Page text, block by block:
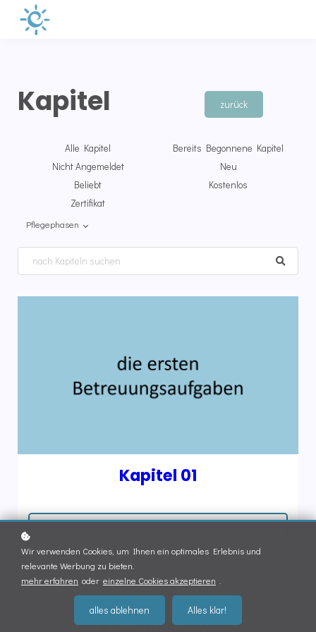
Kapitel zurück
Alle Kapitel
Bereits Begonnene Kapitel
Nicht Angemeldet
Neu
Beliebt
Kostenlos
Zertifikat
Pflegephasen
Kapitel 01
Wir verwenden Cookies, um Ihnen ein optimales Erlebnis und
relevante Werbung zu bieten.
mehr erfahren oder einzelne Cookies akzeptieren
alles ablehnen Alles klar!